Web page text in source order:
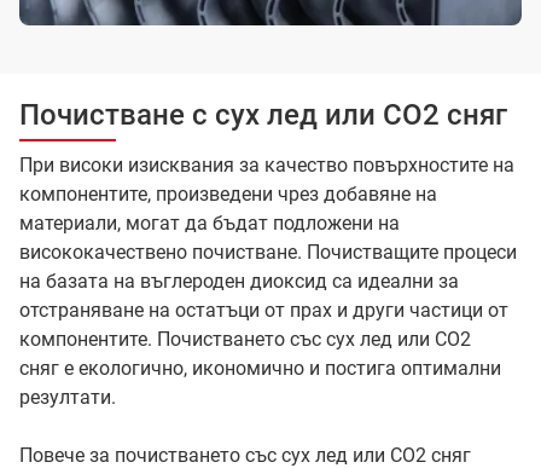
Почистване с сух лед или CO2 сняг
При високи изисквания за качество повърхностите на
компонентите, произведени чрез добавяне на
материали, могат да бъдат подложени на
висококачествено почистване. Почистващите процеси
на базата на въглероден диоксид са идеални за
отстраняване на остатъци от прах и други частици от
компонентите. Почистването със сух лед или CO2
сняг е екологично, икономично и постига оптимални
резултати.
Повече за почистването със сух лед или CO2 сняг